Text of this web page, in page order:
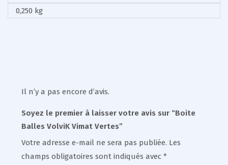
0,250 kg
Il n’y a pas encore d’avis.
Soyez le premier à laisser votre avis sur “Boite
Balles VolviK Vimat Vertes”
Votre adresse e-mail ne sera pas publiée. Les
champs obligatoires sont indiqués avec *